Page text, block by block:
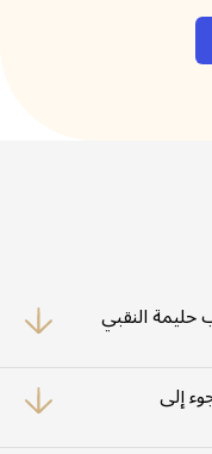
حليمة النقبي
والممتلكات،
التجارية.إلى
أو التحكيم، وفقاً لما